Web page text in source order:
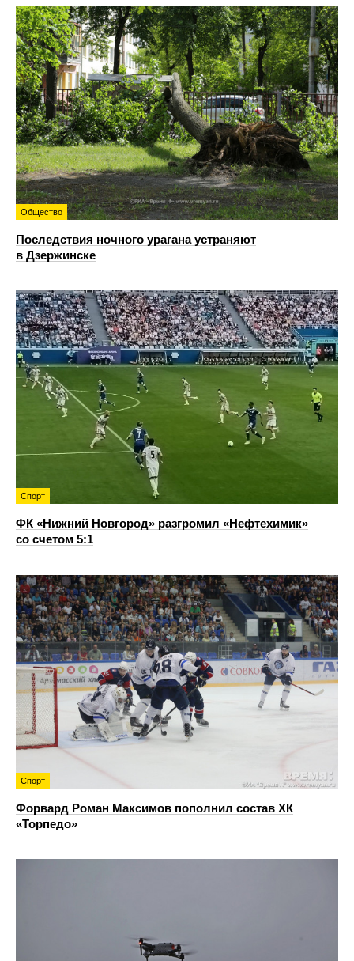
Общество
Последствия ночного урагана устраняют
в Дзержинске
Спорт
ФК «Нижний Новгород» разгромил «Нефтехимик»
со счетом 5:1
Спорт
Форвард Роман Максимов пополнил состав ХК
«Торпедо»